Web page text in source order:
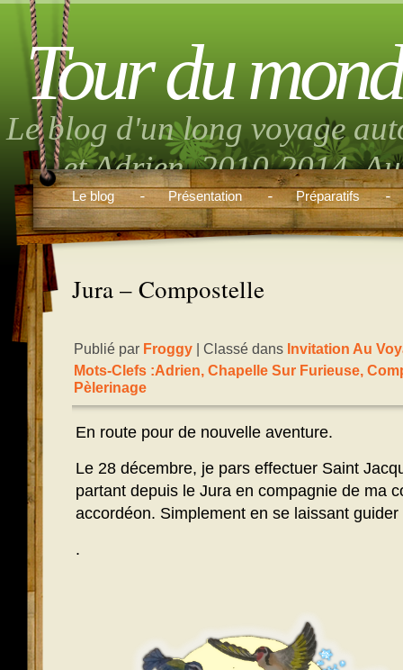
Tour du
Le blog d'un long voyage
et Adrien. 2010-2014.
musique, randonnée,
Le blog Présentation Préparatifs
Jura – Compostelle
Publié par Froggy | Classé dans Invitation Au
Mots-Clefs :Adrien, Chapelle Sur Furieuse,
Pèlerinage
En route pour de nouvelle aventure.
Le 28 décembre, je pars effectuer Saint
partant depuis le Jura en compagnie de ma
accordéon. Simplement en se laissant
.